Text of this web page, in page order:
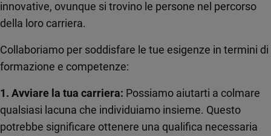
innovative, ovunque si trovino le persone nel percorso
della loro carriera.
Collaboriamo per soddisfare le tue esigenze in termini di
formazione e competenze:
1. Avviare la tua carriera: Possiamo aiutarti a colmare
qualsiasi lacuna che individuiamo insieme. Questo
potrebbe significare ottenere una qualifica necessaria